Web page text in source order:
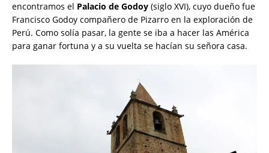
encontramos el Palacio de Godoy (siglo XVI), cuyo dueño fue
Francisco Godoy compañero de Pizarro en la exploración de
Perú. Como solía pasar, la gente se iba a hacer las América
para ganar fortuna y a su vuelta se hacían su señora casa.